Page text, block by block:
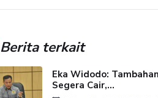
Berita terkait
Eka Widodo:
Segera Cair,...